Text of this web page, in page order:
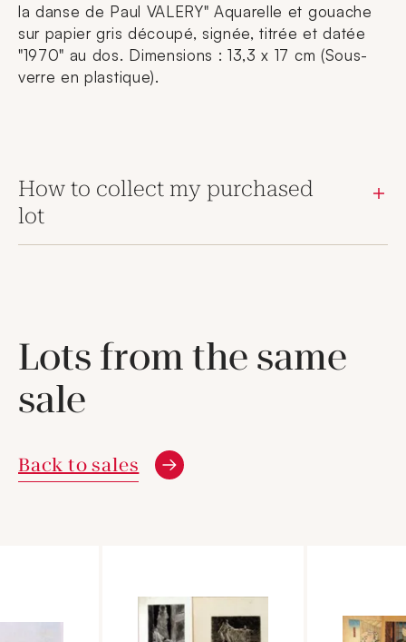
la danse de Paul VALERY" Aquarelle et gouache
sur papier gris découpé, signée, titrée et datée
"1970" au dos. Dimensions : 13,3 x 17 cm (Sous-
verre en plastique).
How to collect my purchased
lot
Lots from the same
sale
Back to sales